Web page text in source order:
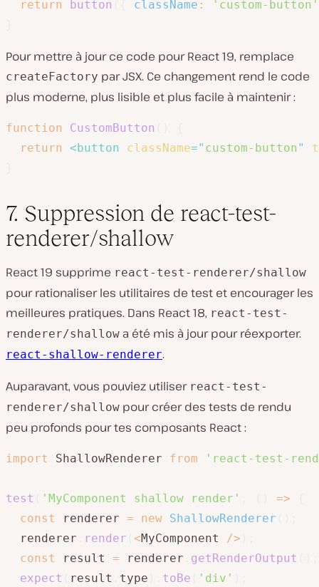
return button className :
'custom-button'
Pour mettre à jour ce code pour React 19, remplace
createFactory par JSX. Ce changement rend le code
plus moderne, plus lisible et plus facile à maintenir :
function CustomButton
return <button className=" custom-button"
7. Suppression de react-test-
renderer/shallow
React 19 supprime react-test-renderer/shallow
pour rationaliser les utilitaires de test et encourager les
meilleures pratiques. Dans React 18, react-test-
renderer/shallow a été mis à jour pour réexporter.
react-shallow-renderer.
Auparavant, vous pouviez utiliser react-test-
renderer/shallow pour créer des tests de rendu
peu profonds pour tes composants React :
import ShallowRenderer from 'react-test-
test 'MyComponent shallow render' =>
const
renderer = new ShallowRenderer
  renderer
render <MyComponent />
const
result = renderer getRenderOutput
expect
result type toBe 'div'